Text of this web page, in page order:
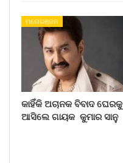
ମନୋରଞ୍ଜନ
କାହିଁକି ଅଚାନକ ବିବାଦ ଘେରକୁ
ଆସିଲେ ଗାୟକ କୁମାର ସାନୁ